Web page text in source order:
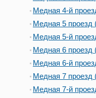
Медная 4-й
Медная 5
Медная 5-й
Медная 6
Медная 6-й
Медная 7
Медная 7-й